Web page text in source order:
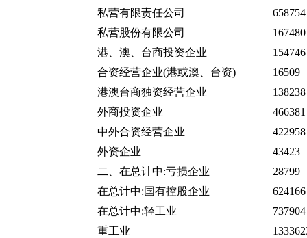
私营有限责任公司
658754
私营股份有限公司
167480
港、澳、台商投资企业
154746
合资经营企业(港或澳、台资)
16509
港澳台商独资经营企业
138238
外商投资企业
466381
中外合资经营企业
422958
外资企业
43423
二、在总计中:亏损企业
28799
在总计中:国有控股企业
624166
在总计中:轻工业
737904
重工业